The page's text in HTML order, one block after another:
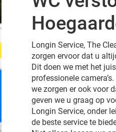
Longin Service, The
zorgen ervoor dat u
Dit doen we met het
professionele
we zorgen er ook voor
geven we u graag op
Longin Service, onder
de beste service te